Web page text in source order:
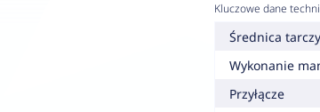
Kluczowe dane
Średnica tarczy
Wykonanie
Przyłącze